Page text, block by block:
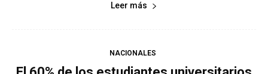
Leer más
NACIONALES